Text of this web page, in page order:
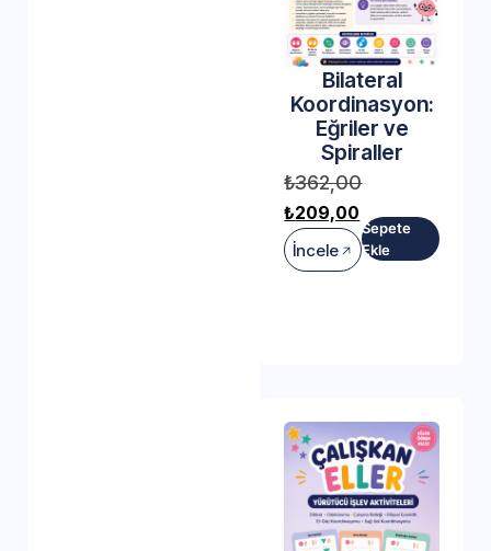
Bilateral
Koordinasyon:
Eğriler ve
Spiraller
₺362,00
₺209,00
İncele
Sepete
Ekle